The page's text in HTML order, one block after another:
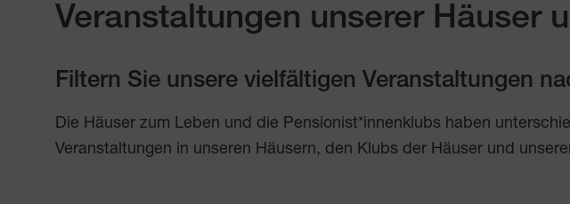
Veranstaltungen unserer Häuser
Filtern Sie unsere vielfältigen Veranstaltungen
Die Häuser zum Leben und die Pensionist*innenklubs haben
Veranstaltungen in unseren Häusern, den Klubs der Häuser und